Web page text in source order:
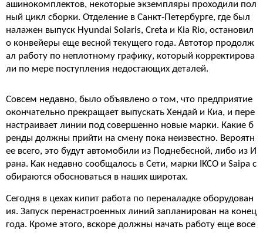
ашинокомплектов, некоторые экземпляры проходили пол
ный цикл сборки. Отделение в Санкт-Петербурге, где был
налажен выпуск Hyundai Solaris, Creta и Kia Rio, остановил
о конвейеры еще весной текущего года. Автотор продолж
ал работу по неплотному графику, который корректирова
ли по мере поступления недостающих деталей.
Совсем недавно, было объявлено о том, что предприятие
окончательно прекращает выпускать Хендай и Киа, и пере
настраивает линии под совершенно новые марки. Какие б
ренды должны прийти на смену пока неизвестно. Вероятн
ее всего, это будут автомобили из Поднебесной, либо из И
рана. Как недавно сообщалось в Сети, марки IKCO и Saipa с
обираются обосноваться в наших широтах.
Сегодня в цехах кипит работа по переналадке оборудован
ия. Запуск перенастроенных линий запланирован на конец
года. Кроме этого, вскоре должны начать работу еще восе